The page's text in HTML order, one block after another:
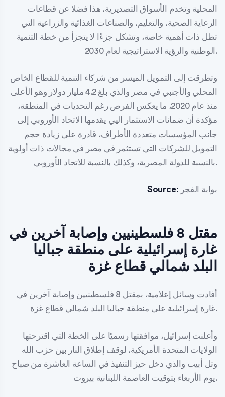
المحلية وتخدم الأسواق التصديرية، هذا فضلا عن قطاعات
الرعاية الصحية، والتعليم، والصناعات الغذائية والزراعية التي
تظل ذات أهمية خاصة، وتشكل جزءًا لا يتجزأ من خطة التنمية
الوطنية والرؤية الاستراتيجية لعام 2030.
وتطرقت إلى التمويل الميسر من شركاء التنمية للقطاع الخاص
المحلي والأجنبي في مصر والذي بلغ 4.2 مليار دولار وهو الأعلى
منذ عام 2020، ما يعكس الفرص رغم التحديات في المنطقة،
مؤكدة أن ضمانات الاستثمار اليي يقدمها الاتحاد الأوروبي إلى
جانب المؤسسات متعددة الأطراف، قادرة على زيادة حجم
التمويل للشركات التي تستثمر في مصر في مجالات ذات أولوية
بالنسبة للدولة المصرية، وكذلك بالنسبة للاتحاد الأوروبي.
Source: بوابة الفجر
مقتل 8 فلسطينيين وإصابة آخرين في
غارة إسرائيلية على منطقة جباليا
البلد شمالي قطاع غزة
أفادت وسائل إعلامية، بمقتل 8 فلسطينيين وإصابة آخرين في
غارة إسرائيلية على منطقة جباليا البلد شمالي قطاع غزة.
وأعلنت إسرائيل، موافقتها رسميًا على الخطة التي اقترحتها
الولايات المتحدة الأمريكية، لوقف إطلاق النار بين حزب الله
وتل أبيب والذي دخل حيز التنفيذ في الساعة العاشرة من صباح
يوم الأربعاء بتوقيت العاصمة اللبنانية بيروت.